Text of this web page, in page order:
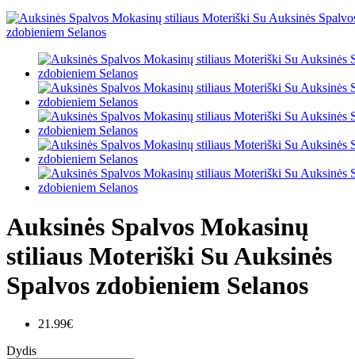
Auksinės Spalvos Mokasinų
stiliaus Moteriški Su Auksinės
Spalvos zdobieniem Selanos
21.99€
Dydis